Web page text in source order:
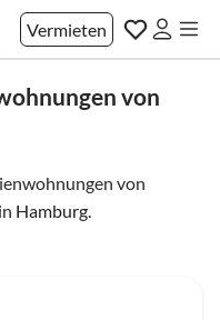
Vermieten
von
von
Hamburg.